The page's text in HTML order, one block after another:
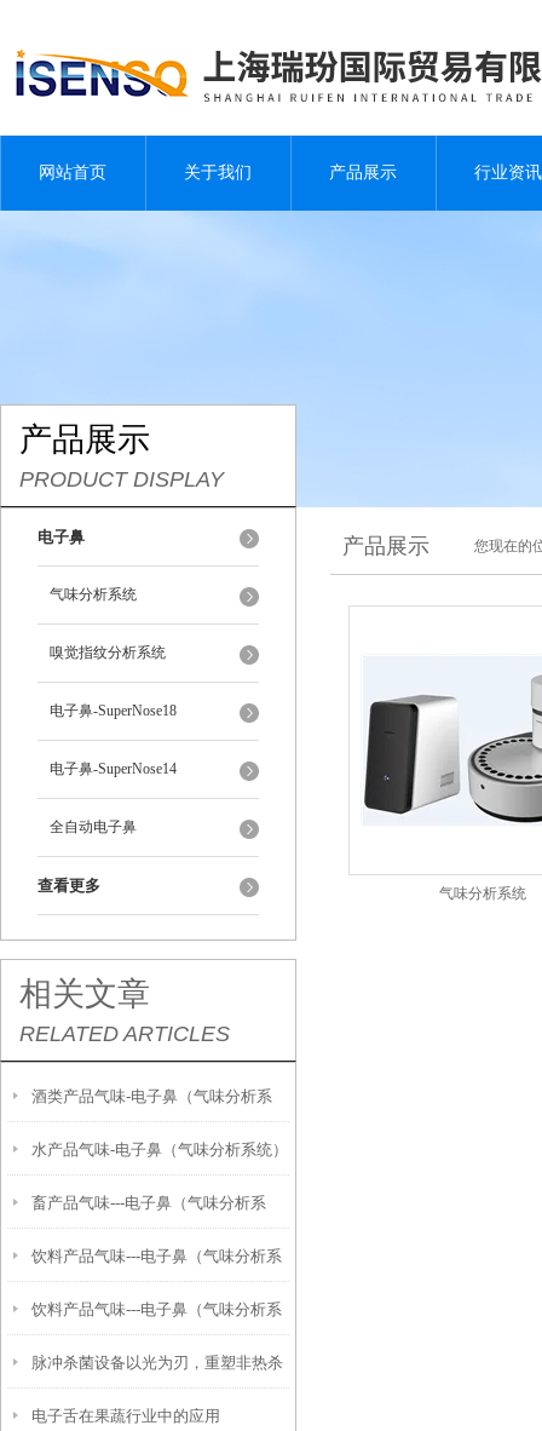
网站首页 关于我们 产品展示 行业资讯
产品展示
PRODUCT DISPLAY
电子鼻
气味分析系统
嗅觉指纹分析系统
电子鼻-SuperNose18
电子鼻-SuperNose14
全自动电子鼻
查看更多
相关文章
RELATED ARTICLES
酒类产品气味-电子鼻（气味分析系
统）检测酒风味物质差异研究中的应
用
水产品气味-电子鼻（气味分析系统）
检测鱼类及其相关制品风味研究中的
应用
畜产品气味---电子鼻（气味分析系
统）检测猪肉气味差异研究中的应用
饮料产品气味---电子鼻（气味分析系
统）在饮料品质及风味鉴别中的应用
饮料产品气味---电子鼻（气味分析系
统）在茶叶及其制品品质鉴别中的应
用
脉冲杀菌设备以光为刃，重塑非热杀
菌新标准
电子舌在果蔬行业中的应用
产品展示 您现在的
气味分析系统